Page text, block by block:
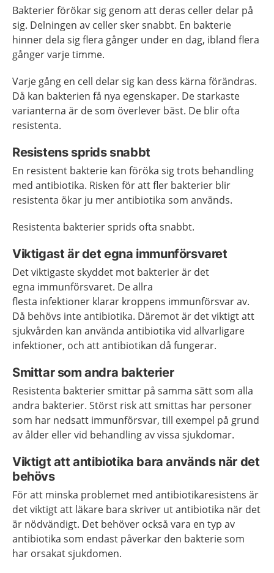
Bakterier förökar sig genom att deras celler delar på
sig. Delningen av celler sker snabbt. En bakterie
hinner dela sig flera gånger under en dag, ibland flera
gånger varje timme.
Varje gång en cell delar sig kan dess kärna förändras.
Då kan bakterien få nya egenskaper. De starkaste
varianterna är de som överlever bäst. De blir ofta
resistenta.
Resistens sprids snabbt
En resistent bakterie kan föröka sig trots behandling
med antibiotika. Risken för att fler bakterier blir
resistenta ökar ju mer antibiotika som används.
Resistenta bakterier sprids ofta snabbt.
Viktigast är det egna immunförsvaret
Det viktigaste skyddet mot bakterier är det
egna immunförsvaret. De allra
flesta infektioner klarar kroppens immunförsvar av.
Då behövs inte antibiotika. Däremot är det viktigt att
sjukvården kan använda antibiotika vid allvarligare
infektioner, och att antibiotikan då fungerar.
Smittar som andra bakterier
Resistenta bakterier smittar på samma sätt som alla
andra bakterier. Störst risk att smittas har personer
som har nedsatt immunförsvar, till exempel på grund
av ålder eller vid behandling av vissa sjukdomar.
Viktigt att antibiotika bara används när det
behövs
För att minska problemet med antibiotikaresistens är
det viktigt att läkare bara skriver ut antibiotika när det
är nödvändigt. Det behöver också vara en typ av
antibiotika som endast påverkar den bakterie som
har orsakat sjukdomen.